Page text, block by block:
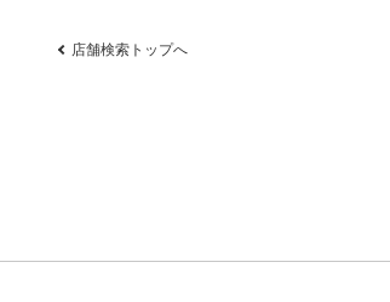
店舗検索トップへ